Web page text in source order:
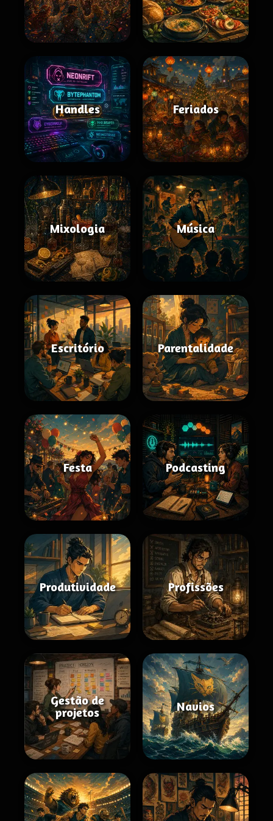
Handles Feriados
Mixologia Música
Escritório Parentalidade
Festa Podcasting
Produtividade Profissões
Gestão de
projetos
Navios